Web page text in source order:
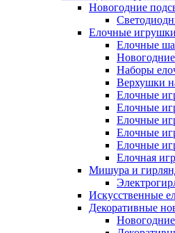
Новогодние
Елочные игрушки
Елочные
Наборы
Верхушки
Елочные
Елочные
Елочные
Елочные
Елочные
Елочная
Мишура и
Искусственные
Декоративные